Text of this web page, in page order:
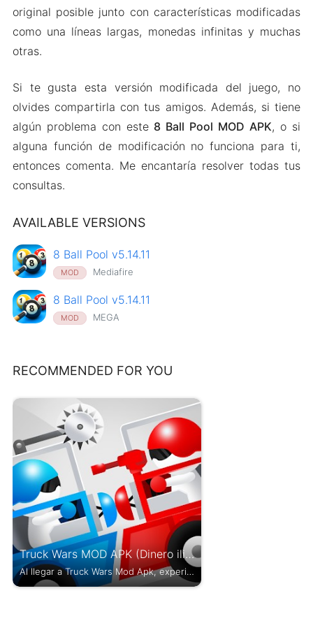
original posible junto con características modificadas
como una líneas largas, monedas infinitas y muchas
otras.
Si te gusta esta versión modificada del juego, no
olvides compartirla con tus amigos. Además, si tiene
algún problema con este8 Ball Pool MOD APK, o si
alguna función de modificación no funciona para ti,
entonces comenta. Me encantaría resolver todas tus
consultas.
AVAILABLE VERSIONS
8 Ball Pool v5.14.11
MOD Mediafire
8 Ball Pool v5.14.11
MOD MEGA
RECOMMENDED FOR YOU
Truck Wars MOD APK (Dinero ilimitado) v0.34
Al llegar a Truck Wars Mod Apk, experimentas un juego...